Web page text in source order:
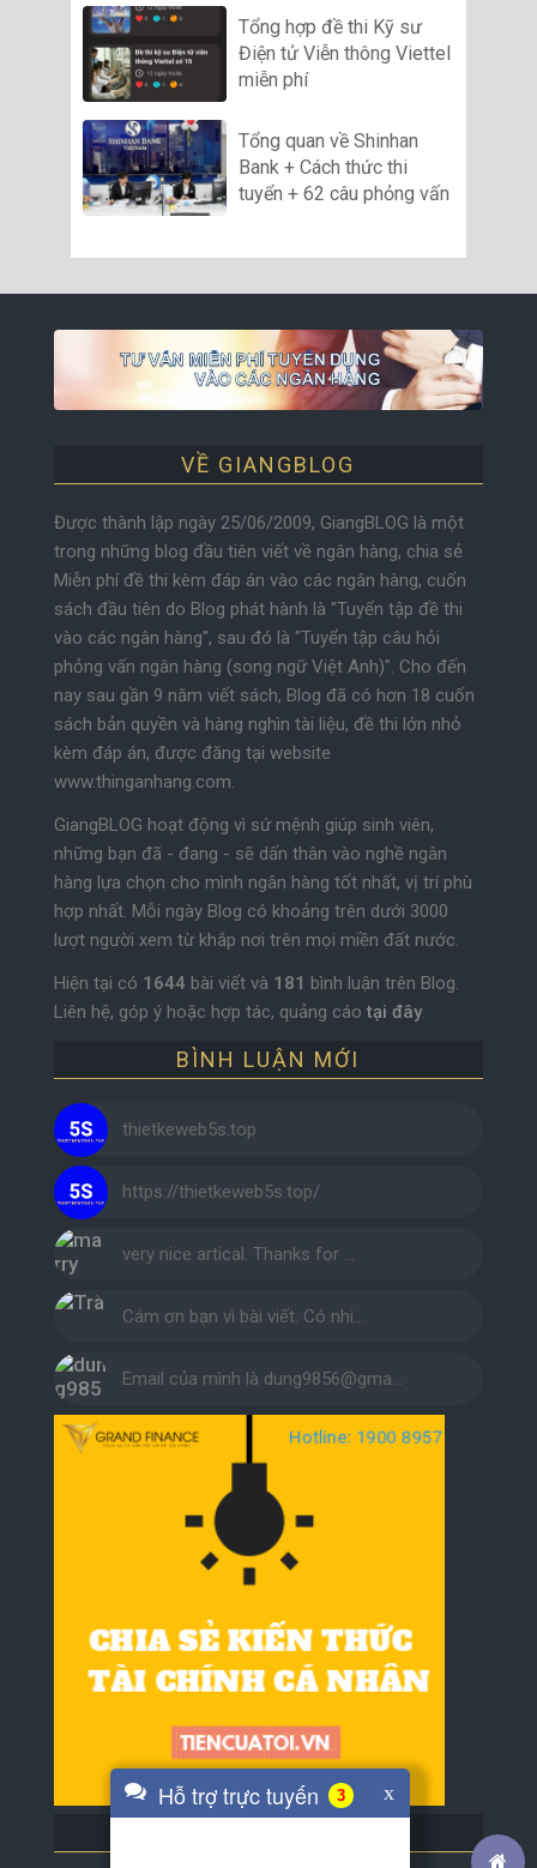
Tổng hợp đề thi Kỹ sư
Điện tử Viễn thông Viettel
miễn phí
Tổng quan về Shinhan
Bank + Cách thức thi
tuyển + 62 câu phỏng vấn
VỀ GIANGBLOG
Được thành lập ngày 25/06/2009, GiangBLOG là một
trong những blog đầu tiên viết về ngân hàng, chia sẻ
Miễn phí đề thi kèm đáp án vào các ngân hàng, cuốn
sách đầu tiên do Blog phát hành là "Tuyển tập đề thi
vào các ngân hàng", sau đó là "Tuyển tập câu hỏi
phỏng vấn ngân hàng (song ngữ Việt Anh)". Cho đến
nay sau gần 9 năm viết sách, Blog đã có hơn 18 cuốn
sách bản quyền và hàng nghìn tài liệu, đề thi lớn nhỏ
kèm đáp án, được đăng tại website
www.thinganhang.com.
GiangBLOG hoạt động vì sứ mệnh giúp sinh viên,
những bạn đã - đang - sẽ dấn thân vào nghề ngân
hàng lựa chọn cho mình ngân hàng tốt nhất, vị trí phù
hợp nhất. Mỗi ngày Blog có khoảng trên dưới 3000
lượt người xem từ khắp nơi trên mọi miền đất nước.
Hiện tại có 1644bài viết và 181 bình luận trên Blog.
Liên hệ, góp ý hoặc hợp tác, quảng cáotại đây.
BÌNH LUẬN MỚI
thietkeweb5s.top
https://thietkeweb5s.top/
very nice artical. Thanks for …
Cám ơn bạn vì bài viết. Có nhi…
Email của mình là dung9856@gma…
Hỗ trợ trực tuyến 4 x